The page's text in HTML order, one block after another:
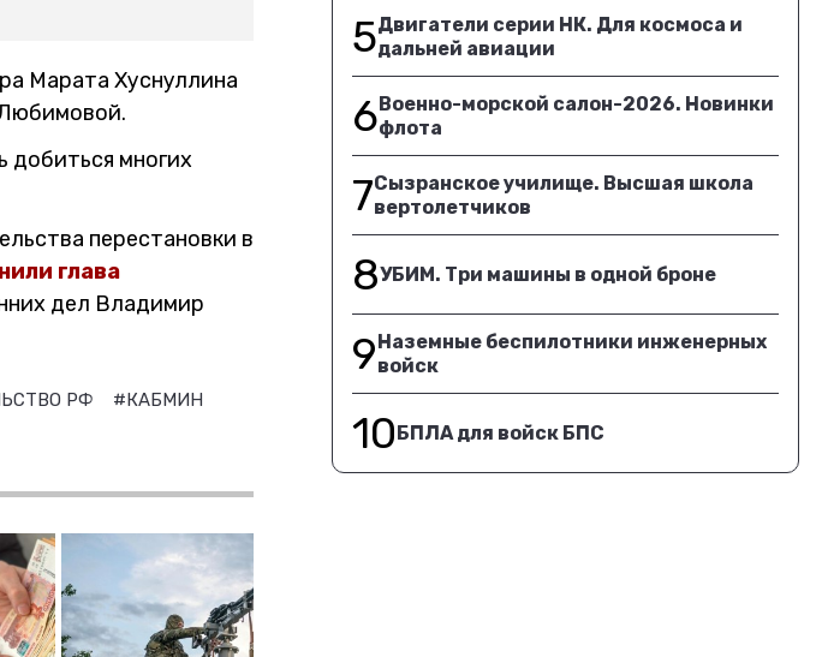
Марата Хуснуллина
добиться многих
перестановки в
глава
дел Владимир
РФ #КАБМИН
5Двигатели серии НК. Для космоса и
дальней авиации
6Военно-морской салон-2026. Новинки
флота
7Сызранское училище. Высшая школа
вертолетчиков
8УБИМ. Три машины в одной броне
9Наземные беспилотники инженерных
войск
10БПЛА для войск БПС